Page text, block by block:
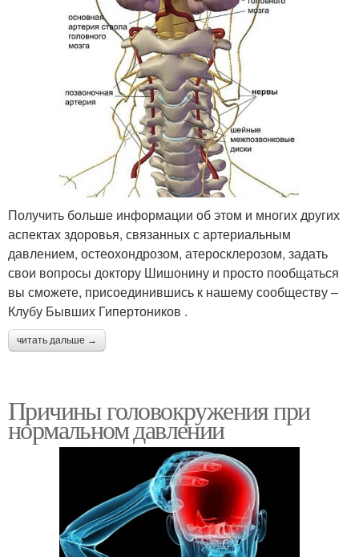
Получить больше информации об этом и многих других
аспектах здоровья, связанных с артериальным
давлением, остеохондрозом, атеросклерозом, задать
свои вопросы доктору Шишонину и просто пообщаться
вы сможете, присоединившись к нашему сообществу –
Клубу Бывших Гипертоников .
читать дальше →
Причины головокружения при
нормальном давлении